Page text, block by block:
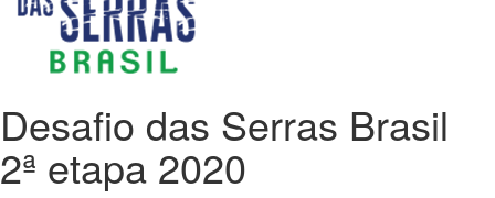
Desafio das Serras Brasil
2ª etapa 2020